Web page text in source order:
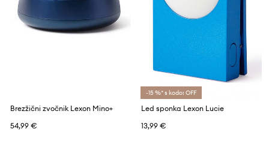
Brezžični zvočnik Lexon Mino+
54,99 €
-15 %* s kodo: OFF
Led sponka Lexon Lucie
13,99 €